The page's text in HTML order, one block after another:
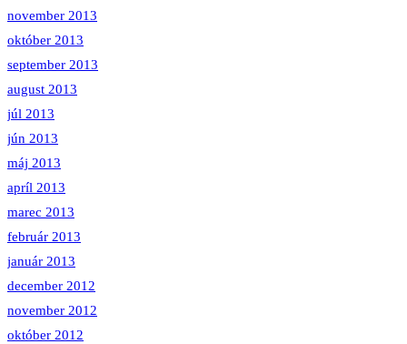
november 2013
október 2013
september 2013
august 2013
júl 2013
jún 2013
máj 2013
apríl 2013
marec 2013
február 2013
január 2013
december 2012
november 2012
október 2012